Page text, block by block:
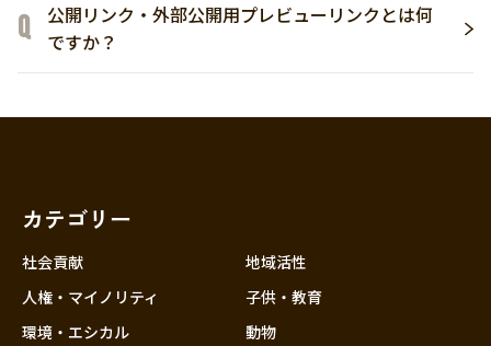
公開リンク・外部公開用プレビューリンクとは何
ですか？
カテゴリー
社会貢献
人権・マイノリティ
環境・エシカル
地域活性
子供・教育
動物